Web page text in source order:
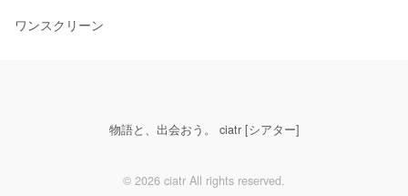
ワンスクリーン
物語と、出会おう。 ciatr [シアター]
© 2026 ciatr All rights reserved.